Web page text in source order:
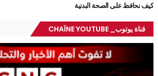
كيف نحافظ على الصحة البدنية
قناة يوتوب_ CHAÎNE YOUTUBE